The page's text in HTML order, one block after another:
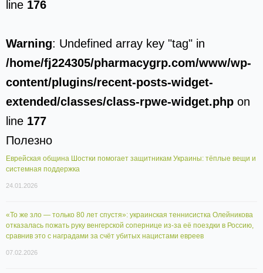
line 176
Warning: Undefined array key "tag" in
/home/fj224305/pharmacygrp.com/www/wp-
content/plugins/recent-posts-widget-
extended/classes/class-rpwe-widget.php on
line 177
Полезно
Еврейская община Шостки помогает защитникам Украины: тёплые вещи и
системная поддержка
24.01.2026
«То же зло — только 80 лет спустя»: украинская теннисистка Олейникова
отказалась пожать руку венгерской сопернице из-за её поездки в Россию,
сравнив это с наградами за счёт убитых нацистами евреев
07.02.2026